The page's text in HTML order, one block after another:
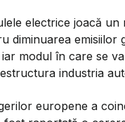
electrice joacă un
diminuarea emisiilor
modul în care se
industria
europene a